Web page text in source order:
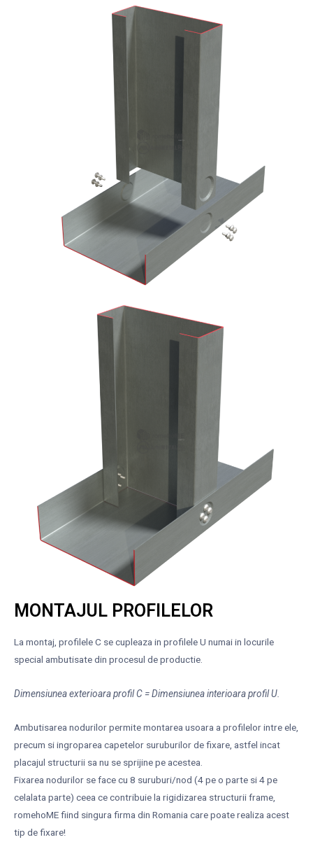
MONTAJUL PROFILELOR
La montaj, profilele C se cupleaza in profilele U numai in locurile
special ambutisate din procesul de productie.
Dimensiunea exterioara profil C = Dimensiunea interioara profil U.
Ambutisarea nodurilor permite montarea usoara a profilelor intre ele,
precum si ingroparea capetelor suruburilor de fixare, astfel incat
placajul structurii sa nu se sprijine pe acestea.
Fixarea nodurilor se face cu 8 suruburi/nod (4 pe o parte si 4 pe
celalata parte) ceea ce contribuie la rigidizarea structurii frame,
romehoME fiind singura firma din Romania care poate realiza acest
tip de fixare!